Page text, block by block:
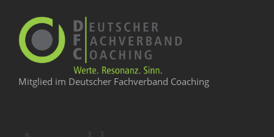
Mitglied im Deutscher Fachverband Coaching